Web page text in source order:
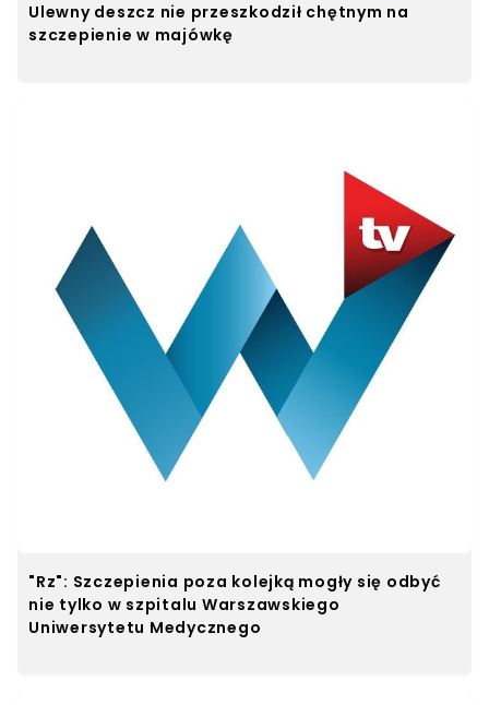
Ulewny deszcz nie przeszkodził chętnym na
szczepienie w majówkę
"Rz": Szczepienia poza kolejką mogły się odbyć
nie tylko w szpitalu Warszawskiego
Uniwersytetu Medycznego